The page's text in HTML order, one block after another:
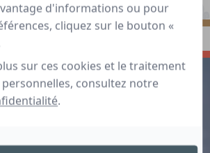
S'INSPIRER
d'informations ou pour
cliquez sur le bouton «
sur ces cookies et le traitement
consultez notre
.